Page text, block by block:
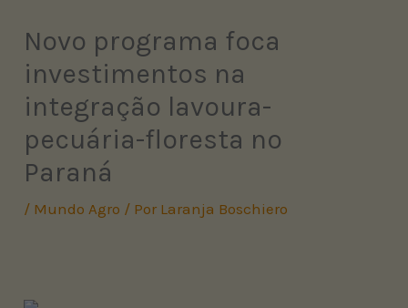
Novo programa foca
investimentos na
integração lavoura-
pecuária-floresta no
Paraná
/ Mundo Agro / Por Laranja Boschiero